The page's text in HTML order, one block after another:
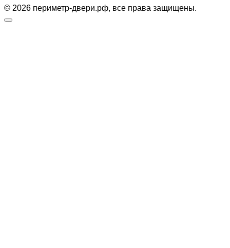
© 2026 периметр-двери.рф, все права защищены.